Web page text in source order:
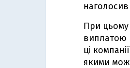
При цьому
виплатою
ці
якими